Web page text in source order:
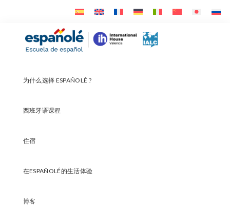
primary
为什么选择 ESPAÑOLÉ ?
西班牙语课程
住宿
在ESPAÑOLÉ的生活体验
博客